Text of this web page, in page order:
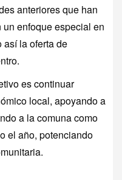
anteriores que han
enfoque especial en
la oferta de
es continuar
local, apoyando a
a la comuna como
el año, potenciando